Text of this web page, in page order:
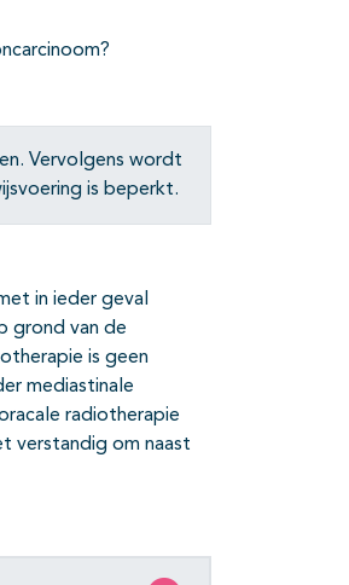
Vervolgens wordt
is beperkt.
in ieder geval
grond van de
is geen
mediastinale
radiotherapie
verstandig om naast